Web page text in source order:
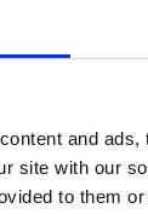
and
site with our
to them